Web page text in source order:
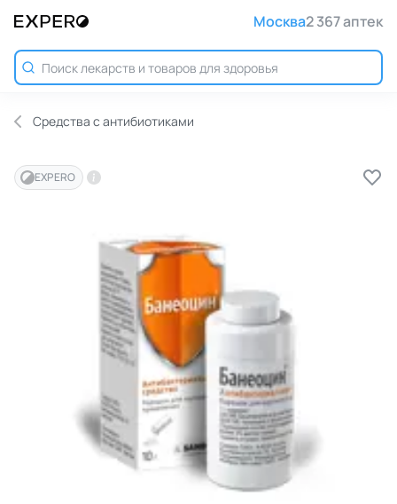
Москва2 367 аптек
Средства с антибиотиками
EXPERO